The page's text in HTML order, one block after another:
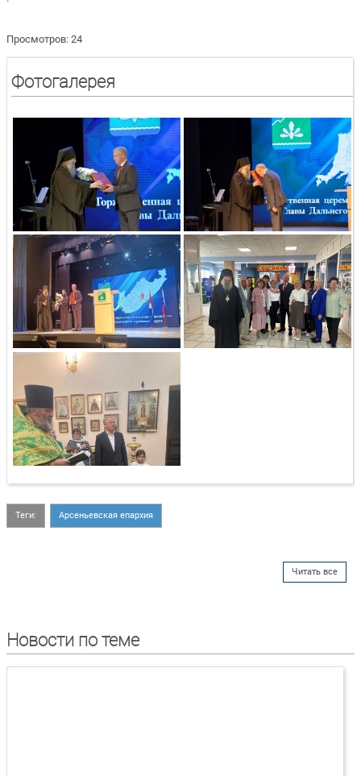
Просмотров: 24
Фотогалерея
Теги: Арсеньевская епархия
Читать все
Новости по теме